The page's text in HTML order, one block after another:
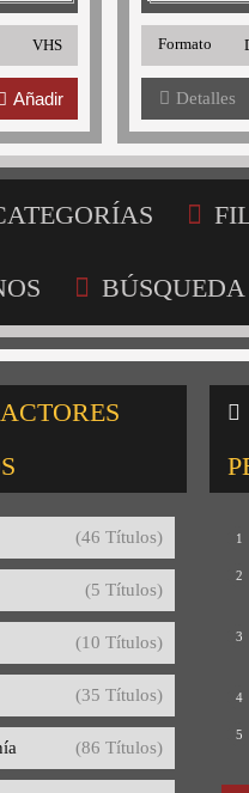
VHS
Añadir
Formato
Detalles
BÚSQUEDA
(46 Títulos)
(5 Títulos)
(10 Títulos)
(35 Títulos)
(86 Títulos)
1
2
3
4
5